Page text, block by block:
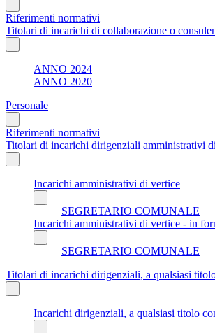
Riferimenti normativi
Titolari di incarichi di collaborazione o
ANNO 2024
ANNO 2020
Personale
Riferimenti normativi
Titolari di incarichi dirigenziali amministrativi
Incarichi amministrativi di vertice
SEGRETARIO COMUNALE
Incarichi amministrativi di vertice - in
SEGRETARIO COMUNALE
Titolari di incarichi dirigenziali, a qualsiasi
Incarichi dirigenziali, a qualsiasi titolo